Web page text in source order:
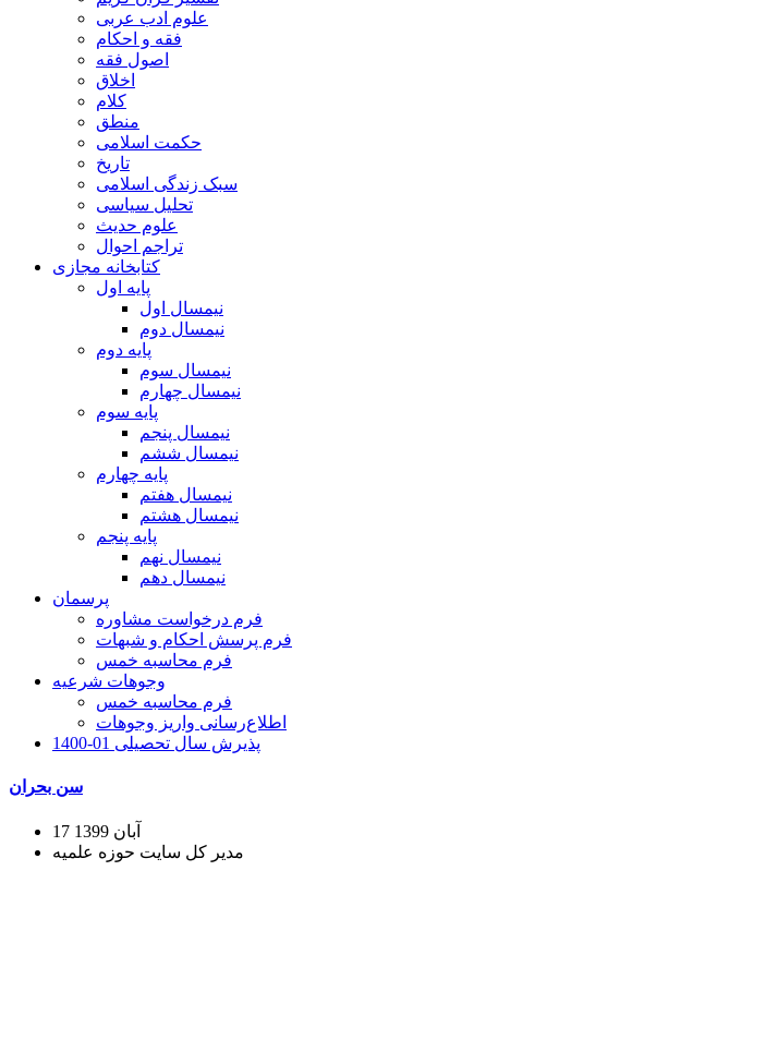
علوم ادب عربی
فقه و احکام
اصول فقه
اخلاق
کلام
منطق
حکمت اسلامی
تاریخ
سبک زندگی اسلامی
تحلیل سیاسی
علوم حدیث
تراجم احوال
کتابخانه مجازی
پایه اول
نیمسال اول
نیمسال دوم
پایه دوم
نیمسال سوم
نیمسال چهارم
پایه سوم
نیمسال پنجم
نیمسال ششم
پایه چهارم
نیمسال هفتم
نیمسال هشتم
پایه پنجم
نیمسال نهم
نیمسال دهم
پرسمان
فرم درخواست مشاوره
فرم پرسش احکام و شبهات
فرم محاسبه خمس
وجوهات شرعیه
فرم محاسبه خمس
اطلاع‌رسانی واریز وجوهات
پذیرش سال تحصیلی 01-1400
سن بحران
17 آبان 1399
مدیر کل سایت حوزه علمیه